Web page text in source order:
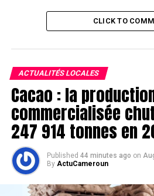
CLICK TO
ACTUALITÉS LOCALES
Cacao : la
commercialisée
247 914 tonnes en
Published 44 minutes ago on
By ActuCameroun